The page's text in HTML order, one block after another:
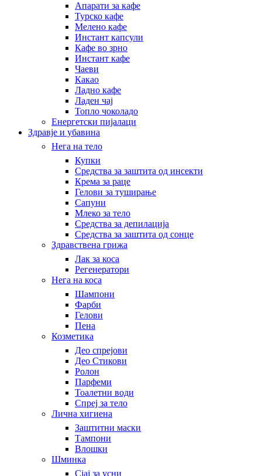
Апарати за кафе
Турско кафе
Мелено кафе
Инстант капсули
Кафе во зрно
Инстант кафе
Чаеви
Какао
Ладно кафе
Ладен чај
Топло чоколадо
Енергетски пијалаци
Здравје и убавина
Нега на тело
Купки
Средства за заштита од инсекти
Крема за раце
Гелови за туширање
Сапуни
Млеко за тело
Средства за депилација
Средства за заштита од сонце
Здравствена грижа
Лак за коса
Регенератори
Нега на коса
Шампони
Фарби
Гелови
Пена
Козметика
Део спрејови
Део Стикови
Ролон
Парфеми
Тоалетни води
Спреј за тело
Лична хигиена
Заштитни маски
Тампони
Влошки
Шминка
Сјај за усни